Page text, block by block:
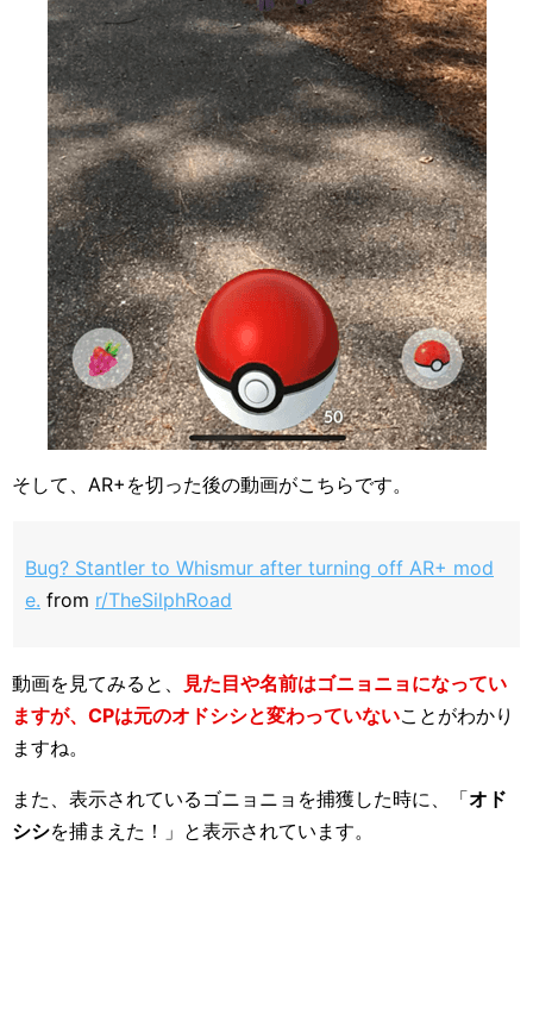
そして、AR+を切った後の動画がこちらです。
Bug? Stantler to Whismur after turning off AR+ mod
e. from r/TheSilphRoad
動画を見てみると、
見た目や名前はゴニョニョになってい
ますが、CPは元のオドシシと変わっていないことがわかり
ますね。
また、表示されているゴニョニョを捕獲した時に、「オド
シシを捕まえた！」と表示されています。